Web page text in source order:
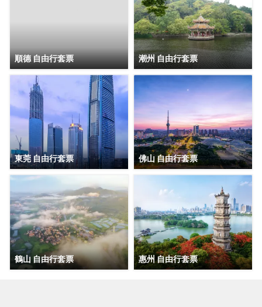
順德 自由行套票 潮州 自由行套票
東莞 自由行套票 佛山 自由行套票
鶴山 自由行套票 惠州 自由行套票